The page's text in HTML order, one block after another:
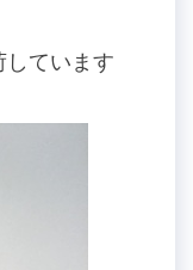
しています